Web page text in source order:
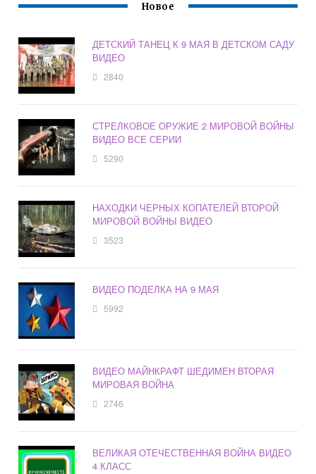
Новое
ДЕТСКИЙ ТАНЕЦ К 9 МАЯ В ДЕТСКОМ САДУ
ВИДЕО
2840
СТРЕЛКОВОЕ ОРУЖИЕ 2 МИРОВОЙ ВОЙНЫ
ВИДЕО ВСЕ СЕРИИ
5290
НАХОДКИ ЧЕРНЫХ КОПАТЕЛЕЙ ВТОРОЙ
МИРОВОЙ ВОЙНЫ ВИДЕО
3523
ВИДЕО ПОДЕЛКА НА 9 МАЯ
5992
ВИДЕО МАЙНКРАФТ ШЕДИМЕН ВТОРАЯ
МИРОВАЯ ВОЙНА
2746
ВЕЛИКАЯ ОТЕЧЕСТВЕННАЯ ВОЙНА ВИДЕО
4 КЛАСС